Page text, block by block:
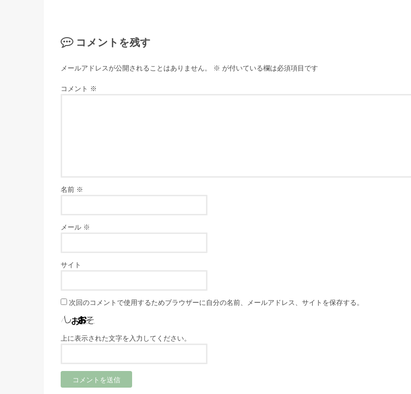
コメントを残す
メールアドレスが公開されることはありません。 ※ が付いている欄は必須項目です
コメント ※
名前 ※
メール ※
サイト
次回のコメントで使用するためブラウザーに自分の名前、メールアドレス、サイトを保存する。
上に表示された文字を入力してください。